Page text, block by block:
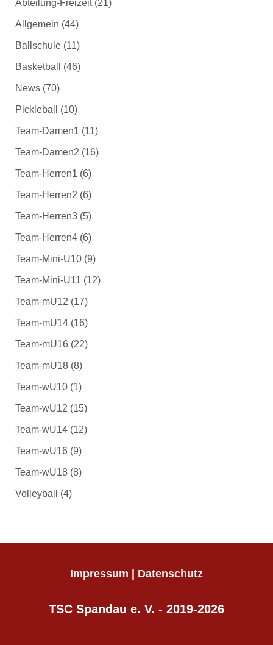
Abteilung-Freizeit(21)
Allgemein (44)
Ballschule(11)
Basketball (46)
News(70)
Pickleball (10)
Team-Damen1 (11)
Team-Damen2 (16)
Team-Herren1 (6)
Team-Herren2 (6)
Team-Herren3(5)
Team-Herren4(6)
Team-Mini-U10(9)
Team-Mini-U11 (12)
Team-mU12 (17)
Team-mU14(16)
Team-mU16(22)
Team-mU18(8)
Team-wU10(1)
Team-wU12 (15)
Team-wU14(12)
Team-wU16(9)
Team-wU18(8)
Volleyball (4)
Impressum Datenschutz
TSC Spandau e. V. - 2019-2026